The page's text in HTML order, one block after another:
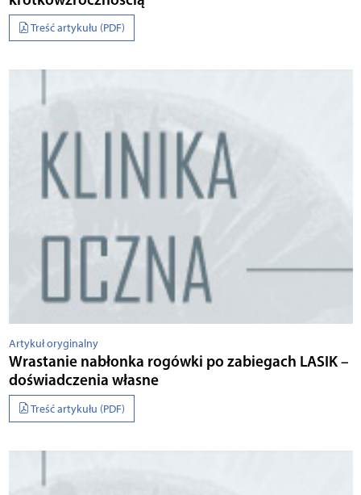
Treść artykułu (PDF)
Artykuł oryginalny
Wrastanie nabłonka rogówki po zabiegach LASIK –
doświadczenia własne
Treść artykułu (PDF)